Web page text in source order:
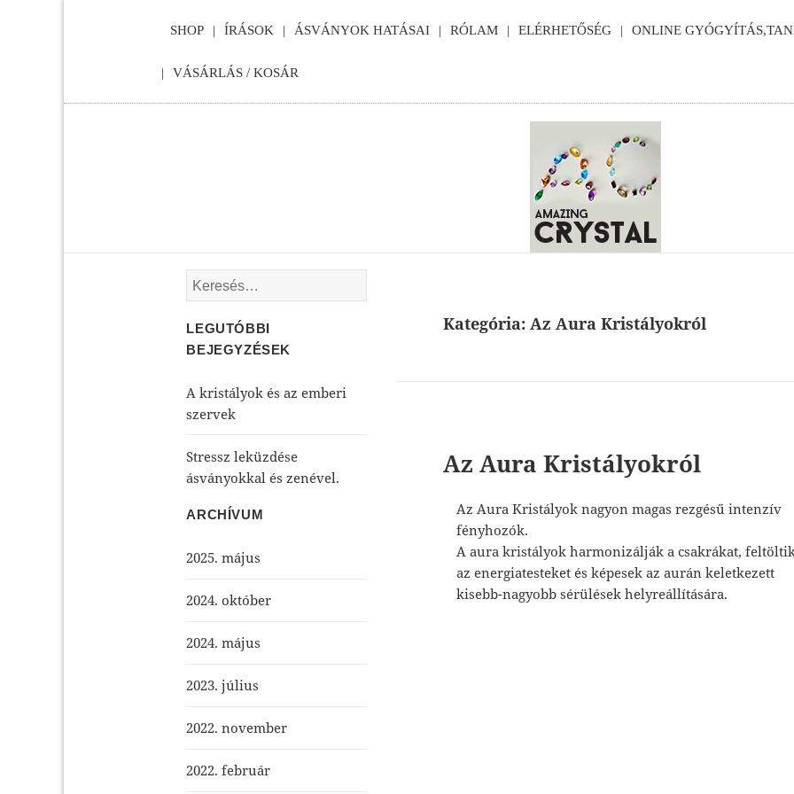
SHOP ÍRÁSOK ÁSVÁNYOK HATÁSAI RÓLAM ELÉRHETŐSÉG ONLINE
VÁSÁRLÁS / KOSÁR
Kategória:Az Aura Kristályokról
Az Aura Kristályokról
Az Aura Kristályok nagyon magas rezgésű intenzív
fényhozók.
A aura kristályok harmonizálják a csakrákat,
az energiatesteket és képesek az aurán keletkezett
kisebb-nagyobb sérülések helyreállítására.
Keresés:
LEGUTÓBBI
BEJEGYZÉSEK
A kristályok és az emberi
szervek
Stressz leküzdése
ásványokkal és zenével.
ARCHÍVUM
2025. május
2024. október
2024. május
2023. július
2022. november
2022. február